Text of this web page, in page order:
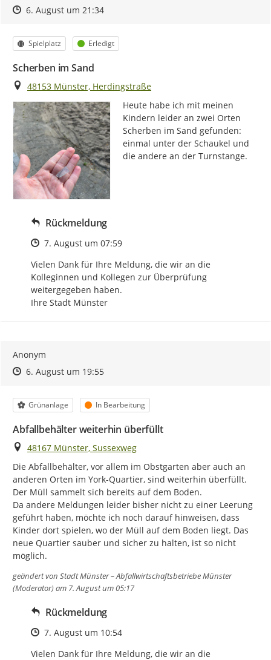
Zeitpunkt des Erstellens
Zeitpunkt des Erstellens
6. August um 21:34Zur Äußerung
Kategorie
Spielplatz Status
Erledigt
Scherben im Sand
Ort
48153 Münster, Herdingstraße
Heute habe ich mit meinen
Kindern leider an zwei Orten
Scherben im Sand gefunden:
einmal unter der Schaukel und
die andere an der Turnstange.
Rückmeldung
Zeitpunkt des Erstellens
7. August um 07:59
Vielen Dank für Ihre Meldung, die wir an die
Kolleginnen und Kollegen zur Überprüfung
weitergegeben haben.
Ihre Stadt Münster
Anonym
Zeitpunkt des Erstellens
Zeitpunkt des Erstellens
6. August um 19:55Zur Äußerung
Kategorie
Grünanlage Status
In Bearbeitung
Abfallbehälter weiterhin überfüllt
Ort
48167 Münster, Sussexweg
Die Abfallbehälter, vor allem im Obstgarten aber auch an
anderen Orten im York-Quartier, sind weiterhin überfüllt.
Der Müll sammelt sich bereits auf dem Boden.
Da andere Meldungen leider bisher nicht zu einer Leerung
geführt haben, möchte ich noch darauf hinweisen, dass
Kinder dort spielen, wo der Müll auf dem Boden liegt. Das
neue Quartier sauber und sicher zu halten, ist so nicht
möglich.
geändert von Stadt Münster – Abfallwirtschaftsbetriebe Münster
(Moderator)am 7. August um 05:17
Rückmeldung
Zeitpunkt des Erstellens
7. August um 10:54
Vielen Dank für Ihre Meldung, die wir an die